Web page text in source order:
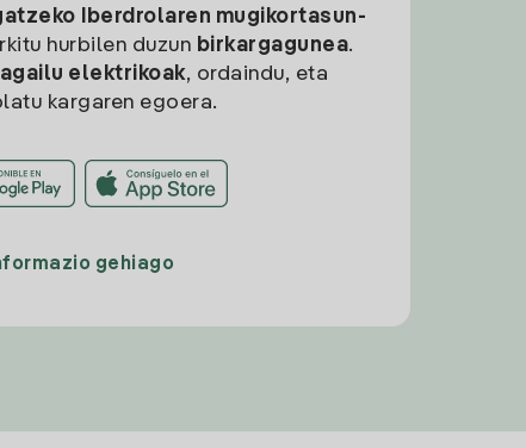
Iberdrolaren mugikortasun-
hurbilen duzun birkargagunea.
elektrikoak, ordaindu, eta
kargaren egoera.
gehiago